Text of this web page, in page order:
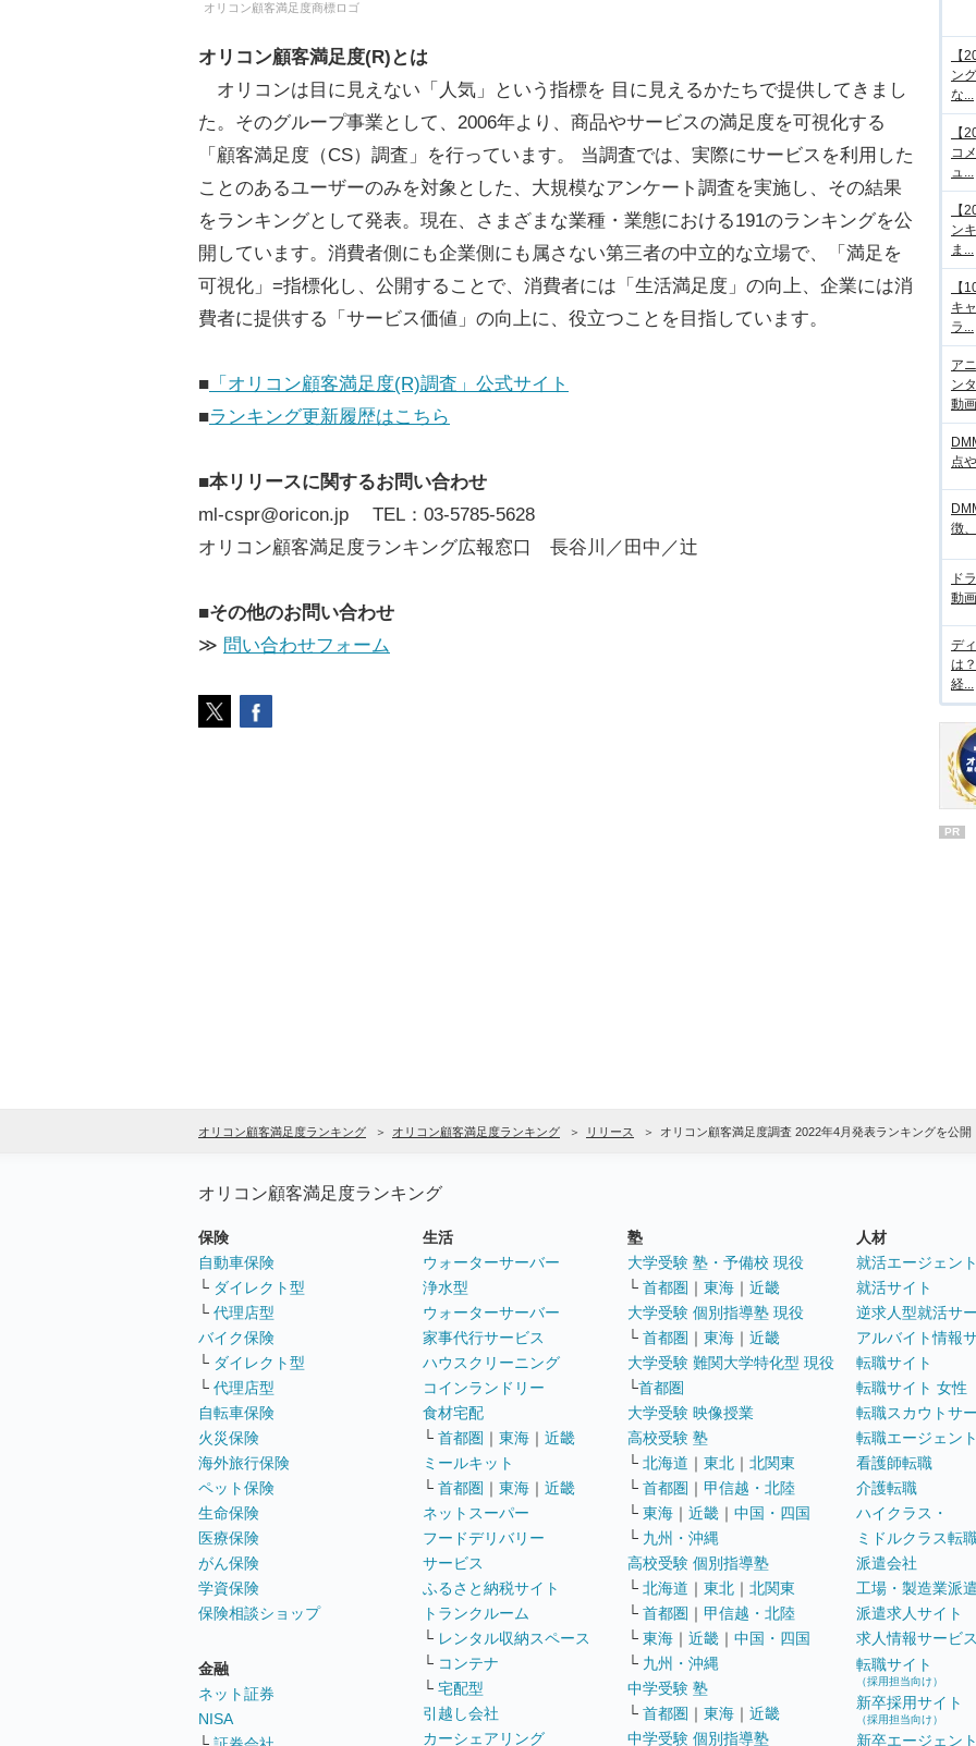
オリコン顧客満足度商標ロゴ
オリコン顧客満足度(R)とは
オリコンは目に見えない「人気」という指標を 目に見えるかたちで提供してきまし
た。そのグループ事業として、2006年より、商品やサービスの満足度を可視化する
「顧客満足度（CS）調査」を行っています。 当調査では、実際にサービスを利用した
ことのあるユーザーのみを対象とした、大規模なアンケート調査を実施し、その結果
をランキングとして発表。現在、さまざまな業種・業態における191のランキングを公
開しています。消費者側にも企業側にも属さない第三者の中立的な立場で、「満足を
可視化」=指標化し、公開することで、消費者には「生活満足度」の向上、企業には消
費者に提供する「サービス価値」の向上に、役立つことを目指しています。
■ 「オリコン顧客満足度(R)調査」公式サイト
■ランキング更新履歴はこちら
■本リリースに関するお問い合わせ
ml-cspr@oricon.jp TEL：03-5785-5628
オリコン顧客満足度ランキング広報窓口 長谷川／田中／辻
■その他のお問い合わせ
≫ 問い合わせフォーム
【
ン
な...
【
コ
ュ...
【
ン
ま...
【
キ
ラ...
ア
ン
動
点
徴
ド
動
デ
は
経...
PR
オリコン顧客満足度ランキング オリコン顧客満足度ランキング リリース オリコン顧客満足度調査 2022年4月発表ランキングを公開
オリコン顧客満足度ランキング
保険
自動車保険
└ ダイレクト型
└ 代理店型
バイク保険
└ ダイレクト型
└ 代理店型
自転車保険
火災保険
海外旅行保険
ペット保険
生命保険
医療保険
がん保険
学資保険
保険相談ショップ
金融
ネット証券
NISA
生活
ウォーターサーバー
浄水型
ウォーターサーバー
家事代行サービス
ハウスクリーニング
コインランドリー
食材宅配
└ 首都圏 ｜ 東海 ｜ 近畿
ミールキット
└ 首都圏 ｜ 東海 ｜ 近畿
ネットスーパー
フードデリバリー
サービス
ふるさと納税サイト
トランクルーム
└ レンタル収納スペース
└ コンテナ
└ 宅配型
引越し会社
カーシェアリング
塾
大学受験 塾・予備校 現役
└ 首都圏 ｜ 東海 ｜ 近畿
大学受験 個別指導塾 現役
└ 首都圏 ｜ 東海 ｜ 近畿
大学受験 難関大学特化型 現役
└首都圏
大学受験 映像授業
高校受験 塾
└ 北海道 ｜ 東北 ｜ 北関東
└ 首都圏 ｜ 甲信越・北陸
└ 東海 ｜ 近畿 ｜ 中国・四国
└ 九州・沖縄
高校受験 個別指導塾
└ 北海道 ｜ 東北 ｜ 北関東
└ 首都圏 ｜ 甲信越・北陸
└ 東海 ｜ 近畿 ｜ 中国・四国
└ 九州・沖縄
中学受験 塾
└ 首都圏 ｜ 東海 ｜ 近畿
中学受験 個別指導塾
人材
就活エージェン
就活サイト
逆求人型就活サ
アルバイト情報
転職サイト
転職サイト 女性
転職スカウトサ
転職エージェン
看護師転職
介護転職
ハイクラス・
ミドルクラス転
派遣会社
工場・製造業派
派遣求人サイト
求人情報サービ
転職サイト
（採用担当向け）
新卒採用サイト
（採用担当向け）
新卒エージェン